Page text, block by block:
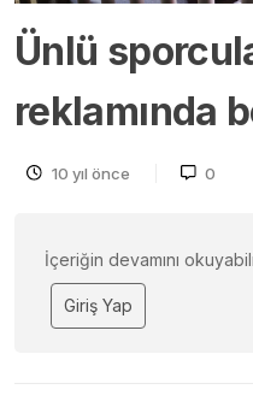
Ünlü
reklamında
10 yıl önce 0
İçeriğin devamını
Giriş Yap